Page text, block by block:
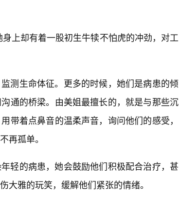
上却有着一股初生牛犊不怕虎的冲劲，对工
测生命体征。更多的时候，她们是病患的倾
通的桥梁。由美姐最擅长的，就是与那些沉
带着点鼻音的温柔声音，询问他们的感受，
再孤单。
轻的病患，她会鼓励他们积极配合治疗，甚
大雅的玩笑，缓解他们紧张的情绪。